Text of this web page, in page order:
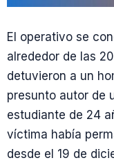
El operativo se
alrededor de las
detuvieron a un
presunto autor de
estudiante de 24
víctima había
desde el 19 de